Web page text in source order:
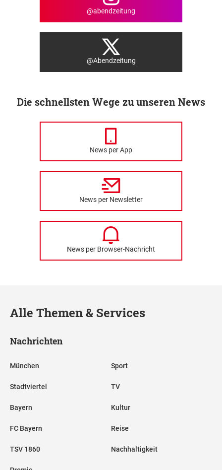
@abendzeitung
@Abendzeitung
Die schnellsten Wege zu unseren News
News per App
News per Newsletter
News per Browser-Nachricht
Alle Themen & Services
Nachrichten
München
Stadtviertel
Bayern
FC Bayern
TSV 1860
Sport
TV
Kultur
Reise
Nachhaltigkeit